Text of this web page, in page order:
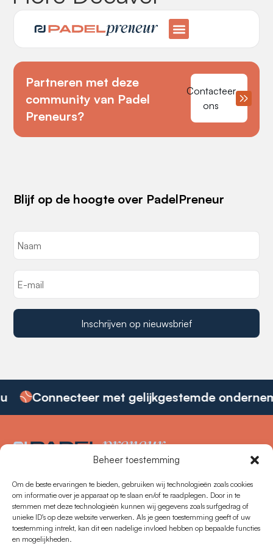
Beheer toestemming
Om de beste ervaringen te bieden, gebruiken wij technologieën zoals cookies
om informatie over je apparaat op te slaan en/of te raadplegen. Door in te
stemmen met deze technologieën kunnen wij gegevens zoals surfgedrag of
unieke ID's op deze website verwerken. Als je geen toestemming geeft of uw
toestemming intrekt, kan dit een nadelige invloed hebben op bepaalde functies
en mogelijkheden.
Partneren met deze
community van Padel
Preneurs?
Contacteer
ons
Blijf op de hoogte over PadelPreneur
Inschrijven op nieuwsbrief
Connecteer met gelijkgestemde
De Padel Community voor
Over ons
Evenementen